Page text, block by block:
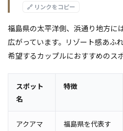
🔗 リンクをコピー
福島県の太平洋側、浜通り地方に
広がっています。リゾート感あふ
希望するカップルにおすすめのス
スポット
名
特徴
アクアマ
福島県を代表す